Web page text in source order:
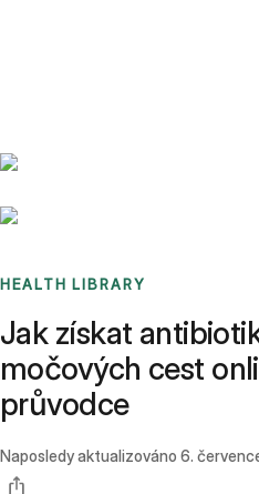
HEALTH LIBRARY
Jak získat
močových cest
průvodce
Naposledy aktualizováno 6.